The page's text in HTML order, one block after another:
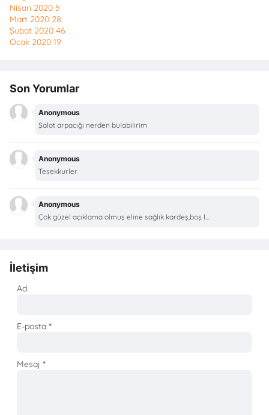
Nisan 2020 5
Mart 2020 28
Şubat 2020 46
Ocak 2020 19
Son Yorumlar
Anonymous
Şalot arpacığı nerden bulabilirim
Anonymous
Tesekkurler
Anonymous
Çok güzel açıklama olmuş eline sağlık kardeş,boş l...
İletişim
Ad
E-posta*
Mesaj*